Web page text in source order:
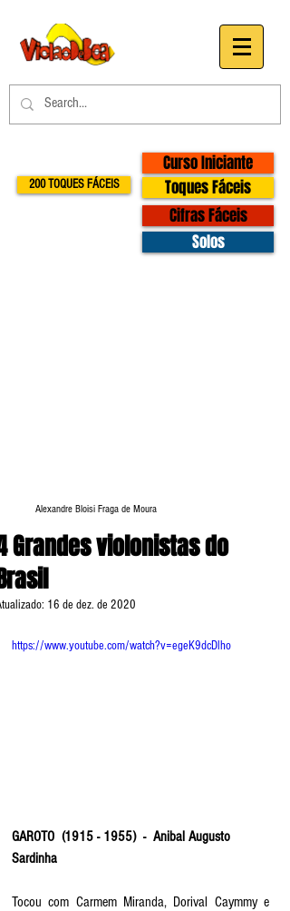
200 TOQUES FÁCEIS
Curso Iniciante
Toques Fáceis
Cifras Fáceis
Solos
Grandes violonistas do
Alexandre Bloisi Fraga de Moura
16 de dez. de 2020
https://www.youtube.com/watch?v=egeK9dcDlho
GAROTO  (1915 - 1955)  -  Anibal Augusto
Sardinha
Tocou com Carmem Miranda, Dorival Caymmy e